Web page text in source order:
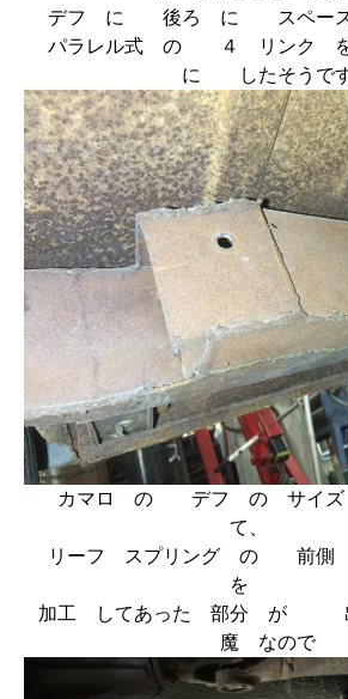
デフ に 後ろ に スペー
パラレル式 の ４ リンク
に したそうで
カマロ の デフ の サイ
て、
リーフ スプリング の 前
を
加工 してあった 部分 が
魔 なので